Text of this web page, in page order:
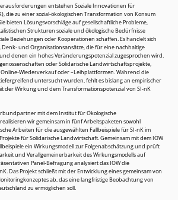
entstehen Soziale Innovationen für
die zu einer sozial-ökologischen Transformation von Konsum
bieten Lösungsvorschläge auf gesellschaftliche Probleme,
Strukturen soziale und ökologische Bedürfnisse
Beziehungen oder Kooperationen schaffen. Es handelt sich
und Organisationsansätze, die für eine nachhaltige
denen ein hohes Veränderungspotenzial zugesprochen wird.
oder Solidarische Landwirtschaftsprojekte,
Wiederverkauf oder –Leihplattformen. Während die
untersucht wurden, fehlt es bislang an empirischer
der Wirkung und dem Transformationspotenzial von SI-nK
mit dem Institut für Ökologische
wir gemeinsam in fünf Arbeitspaketen sowohl
Arbeiten für die ausgewählten Fallbeispiele für SI-nK im
für Solidarische Landwirtschaft. Gemeinsam mit dem IÖW
ein Wirkungsmodell zur Folgenabschätzung und prüft
und Verallgemeinerbarkeit des Wirkungsmodells auf
Panel-Befragung analysiert das IÖW die
Das Projekt schließt mit der Entwicklung eines gemeinsam von
ab, das eine langfristige Beobachtung von
zu ermöglichen soll.